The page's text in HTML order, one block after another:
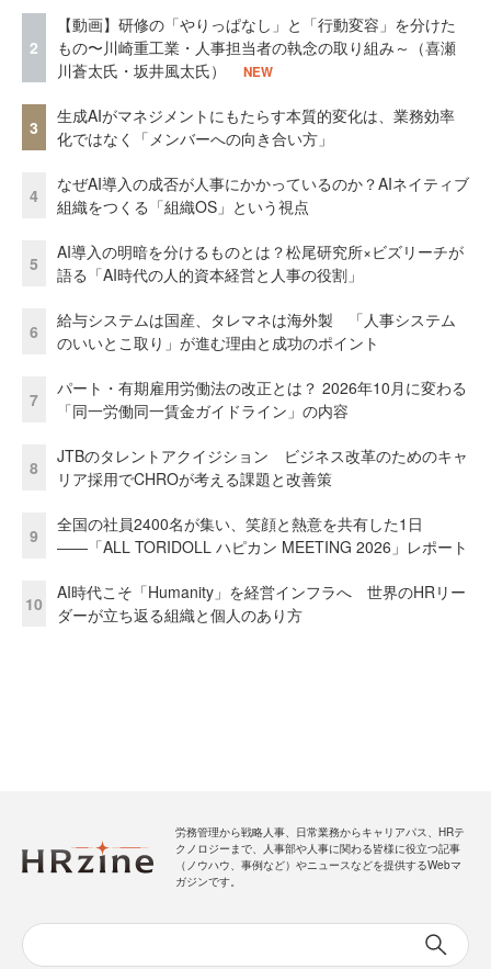
2
【動画】研修の「やりっぱなし」と「行動変容」を分けた
もの〜川崎重工業・人事担当者の執念の取り組み～（喜瀬
川蒼太氏・坂井風太氏）
NEW
3
生成AIがマネジメントにもたらす本質的変化は、業務効率
化ではなく「メンバーへの向き合い方」
4
なぜAI導入の成否が人事にかかっているのか？AIネイティブ
組織をつくる「組織OS」という視点
5
AI導入の明暗を分けるものとは？松尾研究所×ビズリーチが
語る「AI時代の人的資本経営と人事の役割」
6
給与システムは国産、タレマネは海外製 「人事システム
のいいとこ取り」が進む理由と成功のポイント
7
パート・有期雇用労働法の改正とは？ 2026年10月に変わる
「同一労働同一賃金ガイドライン」の内容
8
JTBのタレントアクイジション ビジネス改革のためのキャ
リア採用でCHROが考える課題と改善策
9
全国の社員2400名が集い、笑顔と熱意を共有した1日
――「ALL TORIDOLL ハピカン MEETING 2026」レポート
10
AI時代こそ「Humanity」を経営インフラへ 世界のHRリー
ダーが立ち返る組織と個人のあり方
労務管理から戦略人事、日常業務からキャリアパス、HRテ
クノロジーまで、人事部や人事に関わる皆様に役立つ記事
（ノウハウ、事例など）やニュースなどを提供するWebマ
ガジンです。